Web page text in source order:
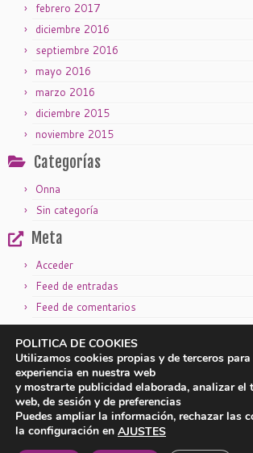
febrero 2017
diciembre 2016
septiembre 2016
mayo 2016
marzo 2016
diciembre 2015
noviembre 2015
Categorías
Onna
Sin categoría
Meta
Acceder
Feed de entradas
Feed de comentarios
WordPress.org
Aviso legal| Política de privacidad
POLITICA DE COOKIES
Utilizamos cookies propias y de terceros
experiencia en nuestra web
y mostrarte publicidad elaborada, analizar el
web, de sesión y de preferencias
Puedes ampliar la información, rechazar las
la configuración en AJUSTES